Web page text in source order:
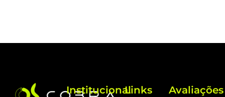
InstitucionalLinks
Avaliações